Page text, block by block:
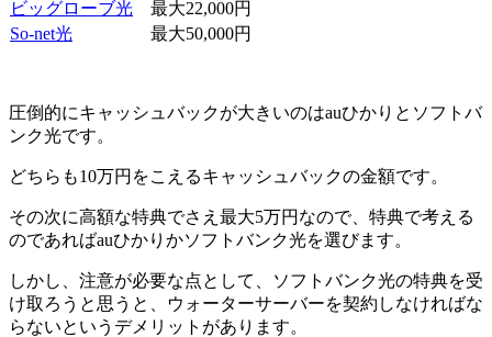
ビッグローブ光
最大22,000円
So-net光
最大50,000円
圧倒的にキャッシュバックが大きいのはauひかりとソフトバ
ンク光です。
どちらも10万円をこえるキャッシュバックの金額です。
その次に高額な特典でさえ最大5万円なので、特典で考える
のであればauひかりかソフトバンク光を選びます。
しかし、注意が必要な点として、ソフトバンク光の特典を受
け取ろうと思うと、ウォーターサーバーを契約しなければな
らないというデメリットがあります。